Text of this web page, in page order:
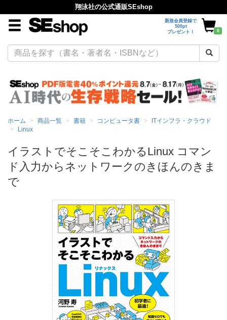
翔泳社の公式通販SEshop
新規会員登録で
500pt
プレゼント！
0
ホーム 商品一覧 書籍 コンピュータ書
ITインフラ・クラウド
Linux
イラストでそこそこわかるLinux コマン
ド入力からネットワークのきほんのきま
で